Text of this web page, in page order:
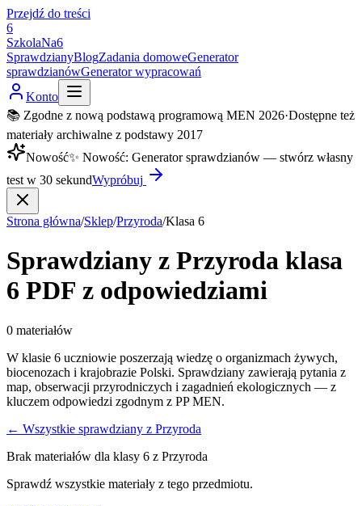
Przejdź do treści
6
SzkolaNa6
SprawdzianyBlogZadania domoweGenerator
sprawdzianówGenerator wypracowań
Konto
📚 Zgodne z nową podstawą programową MEN 2026·Dostępne też
materiały archiwalne z podstawy 2017
Nowość✨ Nowość: Generator sprawdzianów — stwórz własny
test w 30 sekundWypróbuj
Strona główna/Sklep/Przyroda/Klasa 6
Sprawdziany z Przyroda klasa
6 PDF z odpowiedziami
0 materiałów
W klasie 6 uczniowie poszerzają wiedzę o organizmach żywych,
biocenozach i krajobrazie Polski. Sprawdziany zawierają pytania z
map, obserwacji przyrodniczych i zagadnień ekologicznych — z
kluczem odpowiedzi zgodnym z PP MEN.
← Wszystkie sprawdziany z Przyroda
Brak materiałów dla klasy 6 z Przyroda
Sprawdź wszystkie materiały z tego przedmiotu.